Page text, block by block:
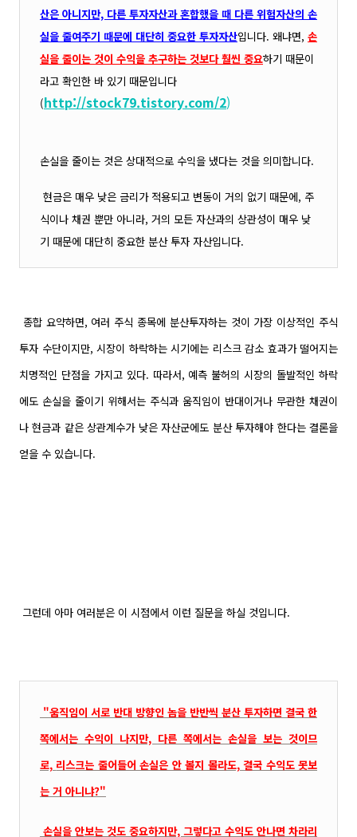
산은 아니지만, 다른 투자자산과 혼합했을 때 다른 위험자산의 손
실을 줄여주기 때문에 대단히 중요한 투자자산입니다. 왜냐면, 손
실을 줄이는 것이 수익을 추구하는 것보다 훨씬 중요하기 때문이
라고 확인한 바 있기 때문입니다
(http://stock79.tistory.com/2)
손실을 줄이는 것은 상대적으로 수익을 냈다는 것을 의미합니다.
현금은 매우 낮은 금리가 적용되고 변동이 거의 없기 때문에, 주
식이나 채권 뿐만 아니라, 거의 모든 자산과의 상관성이 매우 낮
기 때문에 대단히 중요한 분산 투자 자산입니다.
종합 요약하면, 여러 주식 종목에 분산투자하는 것이 가장 이상적인 주식
투자 수단이지만, 시장이 하락하는 시기에는 리스크 감소 효과가 떨어지는
치명적인 단점을 가지고 있다. 따라서, 예측 불허의 시장의 돌발적인 하락
에도 손실을 줄이기 위해서는 주식과 움직임이 반대이거나 무관한 채권이
나 현금과 같은 상관계수가 낮은 자산군에도 분산 투자해야 한다는 결론을
얻을 수 있습니다.
그런데 아마 여러분은 이 시점에서 이런 질문을 하실 것입니다.
"움직임이 서로 반대 방향인 놈을 반반씩 분산 투자하면 결국 한
쪽에서는 수익이 나지만, 다른 쪽에서는 손실을 보는 것이므
로, 리스크는 줄어들어 손실은 안 볼지 몰라도, 결국 수익도 못보
는 거 아니냐?"
손실을 안보는 것도 중요하지만, 그렇다고 수익도 안나면 차라리